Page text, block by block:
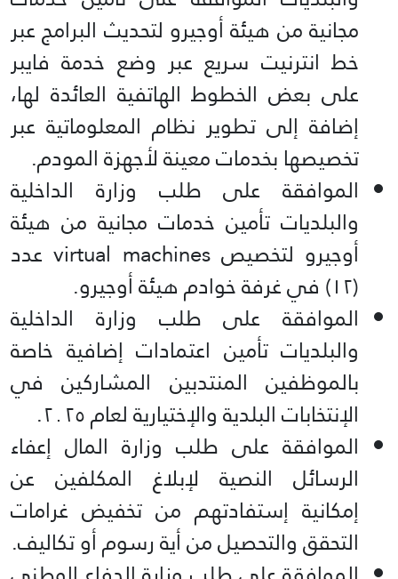
مجانية من هيئة أوجيرو لتحديث البرامج عبر
خط انترنيت سريع عبر وضع خدمة فايبر
على بعض الخطوط الهاتفية العائدة لها،
إضافة إلى تطوير نظام المعلوماتية عبر
تخصيصها بخدمات معينة لأجهزة المودم.
الموافقة على طلب وزارة الداخلية
والبلديات تأمين خدمات مجانية من هيئة
أوجيرو لتخصيص virtual machines عدد
(۱۲) في غرفة خوادم هيئة أوجيرو.
الموافقة على طلب وزارة الداخلية
والبلديات تأمين اعتمادات إضافية خاصة
بالموظفين المنتدبين المشاركين في
الإنتخابات البلدية والإختيارية لعام ٢٠٢٥.
الموافقة على طلب وزارة المال إعفاء
الرسائل النصية لإبلاغ المكلفين عن
إمكانية إستفادتهم من تخفيض غرامات
التحقق والتحصيل من أية رسوم أو تكاليف.